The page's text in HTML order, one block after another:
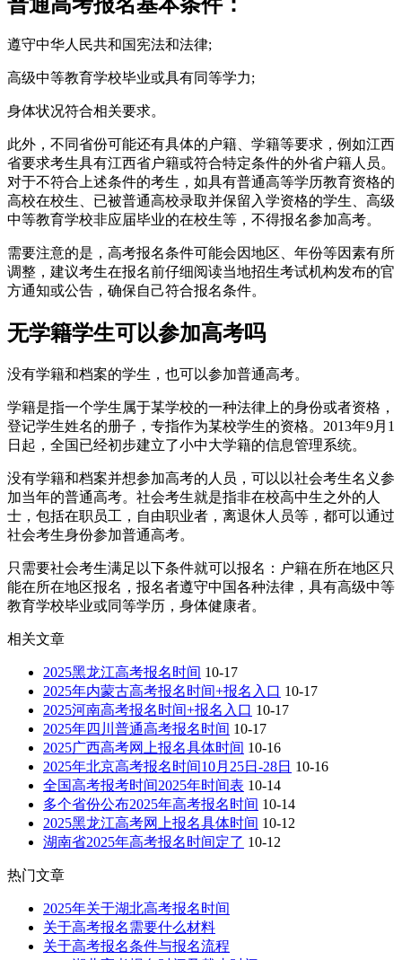
遵守中华人民共和国宪法和法律;
高级中等教育学校毕业或具有同等学力;
身体状况符合相关要求。
此外，不同省份可能还有具体的户籍、学籍等要求，例如江西
省要求考生具有江西省户籍或符合特定条件的外省户籍人员。
对于不符合上述条件的考生，如具有普通高等学历教育资格的
高校在校生、已被普通高校录取并保留入学资格的学生、高级
中等教育学校非应届毕业的在校生等，不得报名参加高考。
需要注意的是，高考报名条件可能会因地区、年份等因素有所
调整，建议考生在报名前仔细阅读当地招生考试机构发布的官
方通知或公告，确保自己符合报名条件。
无学籍学生可以参加高考吗
没有学籍和档案的学生，也可以参加普通高考。
学籍是指一个学生属于某学校的一种法律上的身份或者资格，
登记学生姓名的册子，专指作为某校学生的资格。2013年9月1
日起，全国已经初步建立了小中大学籍的信息管理系统。
没有学籍和档案并想参加高考的人员，可以以社会考生名义参
加当年的普通高考。社会考生就是指非在校高中生之外的人
士，包括在职员工，自由职业者，离退休人员等，都可以通过
社会考生身份参加普通高考。
只需要社会考生满足以下条件就可以报名：户籍在所在地区只
能在所在地区报名，报名者遵守中国各种法律，具有高级中等
教育学校毕业或同等学历，身体健康者。
相关文章
2025黑龙江高考报名时间 10-17
2025年内蒙古高考报名时间+报名入口 10-17
2025河南高考报名时间+报名入口 10-17
2025年四川普通高考报名时间 10-17
2025广西高考网上报名具体时间 10-16
2025年北京高考报名时间10月25日-28日 10-16
全国高考报考时间2025年时间表 10-14
多个省份公布2025年高考报名时间 10-14
2025黑龙江高考网上报名具体时间 10-12
湖南省2025年高考报名时间定了 10-12
热门文章
2025年关于湖北高考报名时间
关于高考报名需要什么材料
关于高考报名条件与报名流程